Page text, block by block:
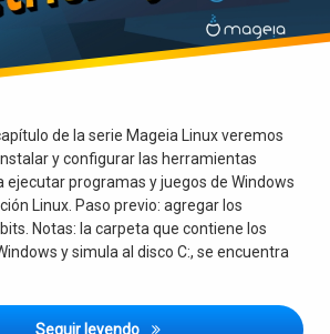
Florida
de la serie Mageia Linux veremos
y configurar las herramientas
ejecutar programas y juegos de Windows
Linux. Paso previo: agregar los
Notas: la carpeta que contiene los
y simula al disco C:, se encuentra
Seguir leyendo Mageia: como instalar